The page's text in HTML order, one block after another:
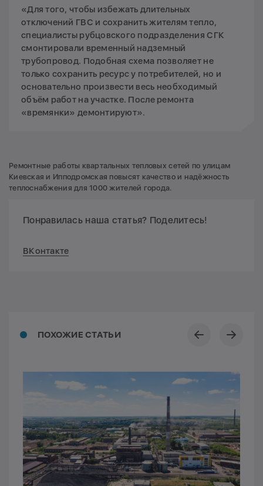
«Для того, чтобы избежать длительных
отключений ГВС и сохранить жителям тепло,
специалисты рубцовского подразделения СГК
смонтировали временный надземный
трубопровод. Подобная схема позволяет не
только сохранить ресурс у потребителей, но и
основательно произвести весь необходимый
объём работ на участке. После ремонта
«времянки» демонтируют».
Ремонтные работы квартальных тепловых сетей по улицам
Киевская и Ипподромская повысят качество и надёжность
теплоснабжения для 1000 жителей города.
Понравилась наша статья? Поделитесь!
ВКонтакте
ПОХОЖИЕ СТАТЬИ